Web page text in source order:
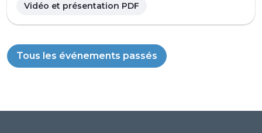
Vidéo et présentation PDF
Tous les événements passés